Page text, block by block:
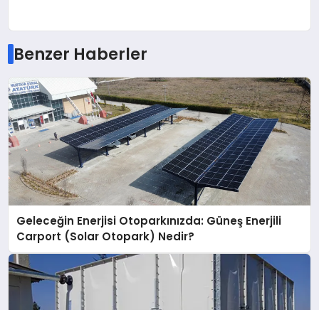
Benzer Haberler
Geleceğin Enerjisi Otoparkınızda: Güneş Enerjili
Carport (Solar Otopark) Nedir?